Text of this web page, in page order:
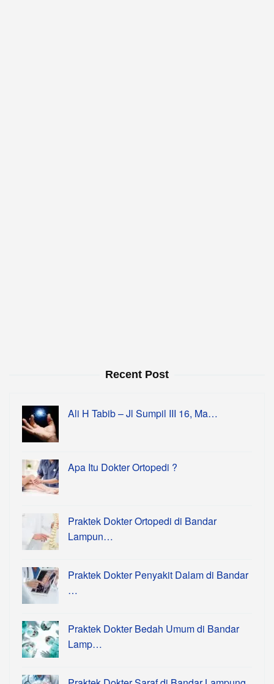
Recent Post
Ali H Tabib – Jl Sumpil III 16, Ma…
Apa Itu Dokter Ortopedi ?
Praktek Dokter Ortopedi di Bandar
Lampun…
Praktek Dokter Penyakit Dalam di Bandar
…
Praktek Dokter Bedah Umum di Bandar
Lamp…